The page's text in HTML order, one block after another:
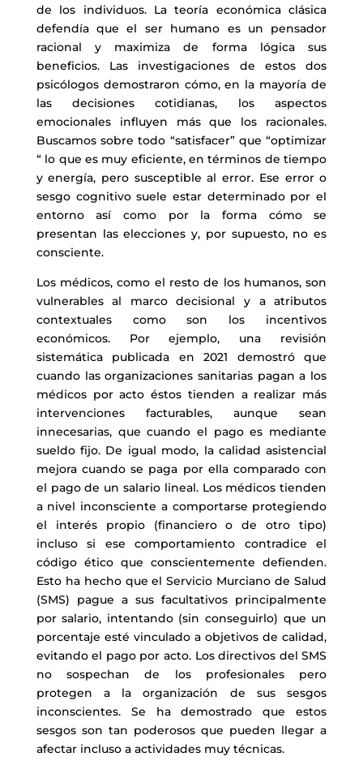
de los individuos. La teoría económica clásica
defendía que el ser humano es un pensador
racional y maximiza de forma lógica sus
beneficios. Las investigaciones de estos dos
psicólogos demostraron cómo, en la mayoría de
las decisiones cotidianas, los aspectos
emocionales influyen más que los racionales.
Buscamos sobre todo “satisfacer” que “optimizar
“ lo que es muy eficiente, en términos de tiempo
y energía, pero susceptible al error. Ese error o
sesgo cognitivo suele estar determinado por el
entorno así como por la forma cómo se
presentan las elecciones y, por supuesto, no es
consciente.
Los médicos, como el resto de los humanos, son
vulnerables al marco decisional y a atributos
contextuales como son los incentivos
económicos. Por ejemplo, una revisión
sistemática publicada en 2021 demostró que
cuando las organizaciones sanitarias pagan a los
médicos por acto éstos tienden a realizar más
intervenciones facturables, aunque sean
innecesarias, que cuando el pago es mediante
sueldo fijo. De igual modo, la calidad asistencial
mejora cuando se paga por ella comparado con
el pago de un salario lineal. Los médicos tienden
a nivel inconsciente a comportarse protegiendo
el interés propio (financiero o de otro tipo)
incluso si ese comportamiento contradice el
código ético que conscientemente defienden.
Esto ha hecho que el Servicio Murciano de Salud
(SMS) pague a sus facultativos principalmente
por salario, intentando (sin conseguirlo) que un
porcentaje esté vinculado a objetivos de calidad,
evitando el pago por acto. Los directivos del SMS
no sospechan de los profesionales pero
protegen a la organización de sus sesgos
inconscientes. Se ha demostrado que estos
sesgos son tan poderosos que pueden llegar a
afectar incluso a actividades muy técnicas.